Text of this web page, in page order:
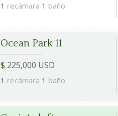
1 recámara 1 baño
Ocean Park 11
$ 225,000 USD
1 recámara 1 baño